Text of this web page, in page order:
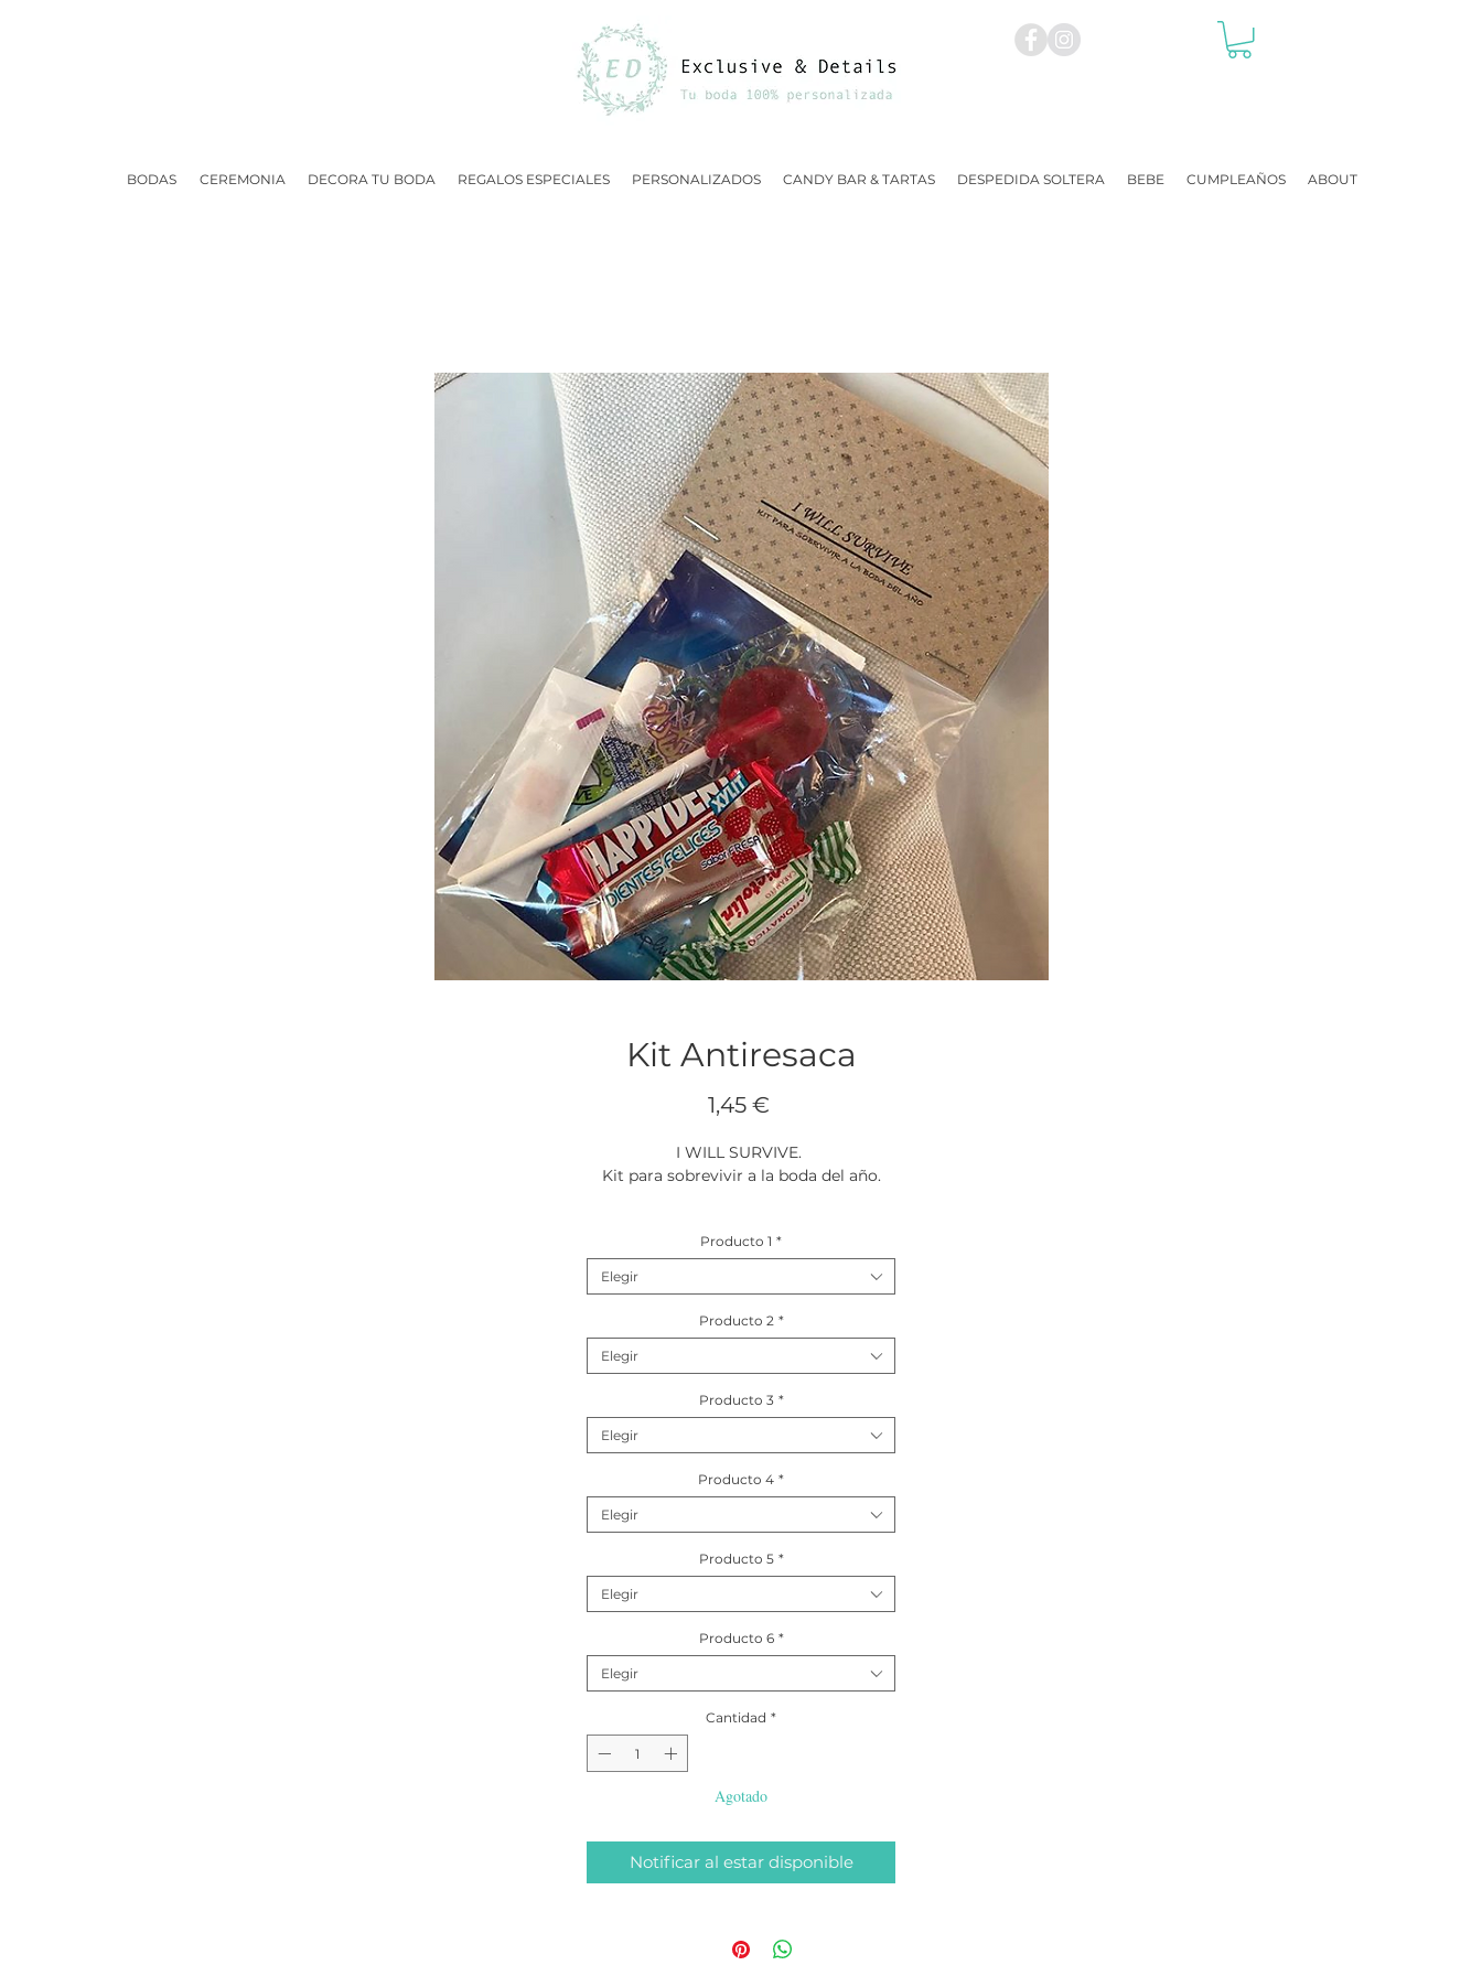
BODAS CEREMONIA DECORA TU BODA REGALOS ESPECIALES PERSONALIZADOS CANDY BAR & TARTAS DESPEDIDA SOLTERA BEBE CUMPLEAÑOS ABOUT
Kit Antiresaca
1,45 €Precio
I WILL SURVIVE.
Kit para sobrevivir a la boda del año.
Puedes elegir 6 productos de los que hay en el listado de opciones.
Producto 1 *
Elegir
Producto 2 *
Elegir
Producto 3 *
Elegir
Producto 4 *
Elegir
Producto 5 *
Elegir
Producto 6 *
Elegir
Cantidad *
Agotado
Notificar al estar disponible